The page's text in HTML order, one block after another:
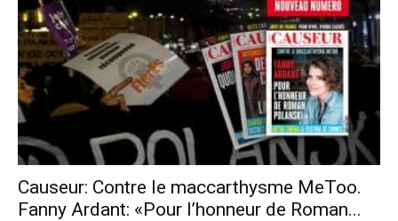
Causeur: Contre le maccarthysme MeToo.
Fanny Ardant: «Pour l’honneur de Roman...